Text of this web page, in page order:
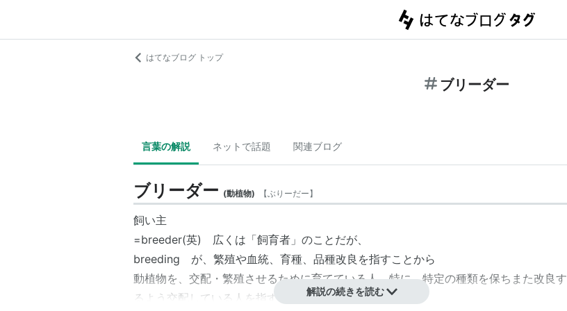
はてなブログ トップ
ブリーダー
言葉の解説 ネットで話題 関連ブログ
ブリーダー (動植物) 【ぶりーだー】
飼い主
=breeder(英) 広くは「飼育者」のことだが、
breeding が、繁殖や血統、育種、品種改良を指すことから
動植物を、交配・繁殖させるために育てている人、特に、特定の種類を保ちまた改良す
るよう交配している人を指す。
解説の続きを読む